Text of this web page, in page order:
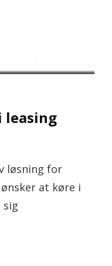
leasing
løsning for
at køre i
sig